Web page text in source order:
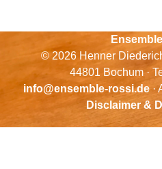
© 2026 Henner
44801 Bochum ·
info@ensemble-rossi.de·
Disclaimer &